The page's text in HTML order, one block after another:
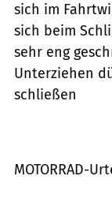
sich im
sich beim
sehr eng
Unterziehen
schließen
MOTORRAD-